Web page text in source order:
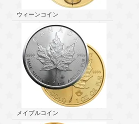
ウィーンコイン
メイプルコイン